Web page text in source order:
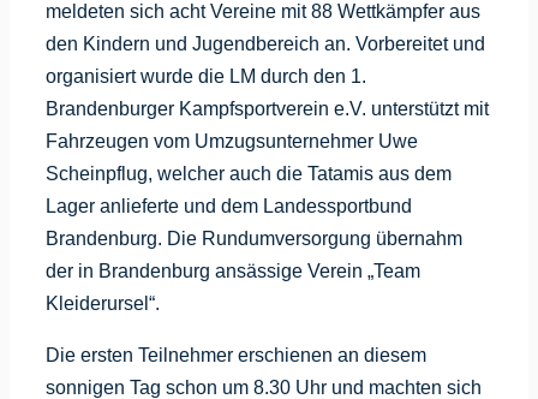
meldeten sich acht Vereine mit 88 Wettkämpfer aus
den Kindern und Jugendbereich an. Vorbereitet und
organisiert wurde die LM durch den 1.
Brandenburger Kampfsportverein e.V. unterstützt mit
Fahrzeugen vom Umzugsunternehmer Uwe
Scheinpflug, welcher auch die Tatamis aus dem
Lager anlieferte und dem Landessportbund
Brandenburg. Die Rundumversorgung übernahm
der in Brandenburg ansässige Verein „Team
Kleiderursel“.
Die ersten Teilnehmer erschienen an diesem
sonnigen Tag schon um 8.30 Uhr und machten sich